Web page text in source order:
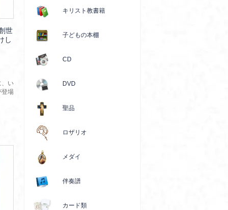
世
し
、い
登場
キリスト教書籍
子どもの本棚
CD
DVD
聖品
ロザリオ
メダイ
伴奏譜
カード類